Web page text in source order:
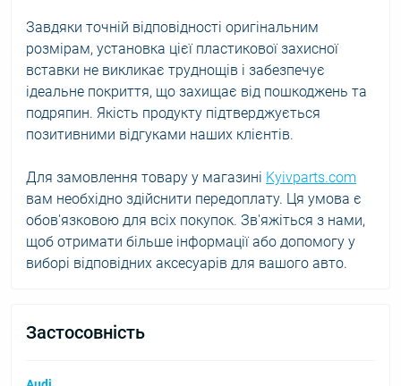
Завдяки точній відповідності оригінальним
розмірам, установка цієї пластикової захисної
вставки не викликає труднощів і забезпечує
ідеальне покриття, що захищає від пошкоджень та
подряпин. Якість продукту підтверджується
позитивними відгуками наших клієнтів.
Для замовлення товару у магазині Kyivparts.com
вам необхідно здійснити передоплату. Ця умова є
обов'язковою для всіх покупок. Зв'яжіться з нами,
щоб отримати більше інформації або допомогу у
виборі відповідних аксесуарів для вашого авто.
Застосовність